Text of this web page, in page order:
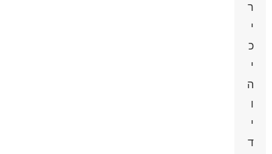
ר
י
כ
י
ה
ו
י
ד